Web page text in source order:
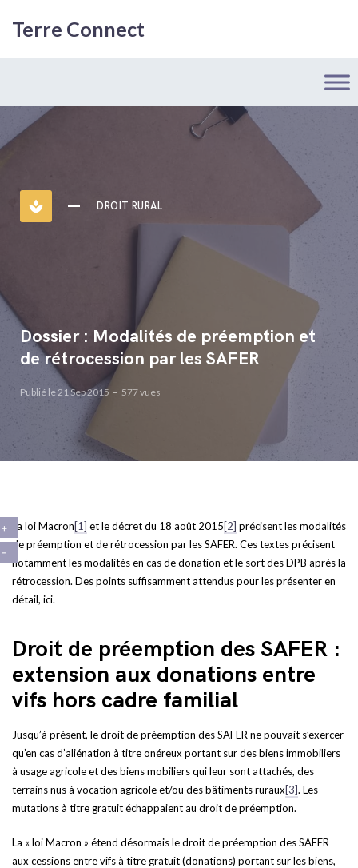
Terre Connect
spa DROIT RURAL
Dossier : Modalités de préemption et
de rétrocession par les SAFER
Publié le 21 Sep 2015 577 vues
La loi Macron[1] et le décret du 18 août 2015[2] précisent les modalités
de préemption et de rétrocession par les SAFER. Ces textes précisent
notamment les modalités en cas de donation et le sort des DPB après la
rétrocession. Des points suffisamment attendus pour les présenter en
détail, ici.
Droit de préemption des SAFER :
extension aux donations entre
vifs hors cadre familial
Jusqu’à présent, le droit de préemption des SAFER ne pouvait s’exercer
qu’en cas d’aliénation à titre onéreux portant sur des biens immobiliers
à usage agricole et des biens mobiliers qui leur sont attachés, des
terrains nus à vocation agricole et/ou des bâtiments ruraux[3]. Les
mutations à titre gratuit échappaient au droit de préemption.
La « loi Macron » étend désormais le droit de préemption des SAFER
aux cessions entre vifs à titre gratuit (donations) portant sur les biens,